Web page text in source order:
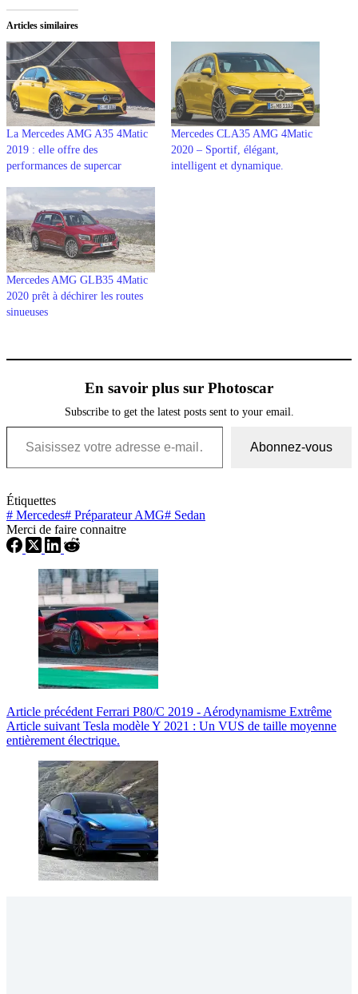
Articles similaires
La Mercedes AMG A35 4Matic
2019 : elle offre des
performances de supercar
Mercedes CLA35 AMG 4Matic
2020 – Sportif, élégant,
intelligent et dynamique.
Mercedes AMG GLB35 4Matic
2020 prêt à déchirer les routes
sinueuses
En savoir plus sur Photoscar
Subscribe to get the latest posts sent to your email.
Saisissez votre adresse e-mail…
Abonnez-vous
Étiquettes
# Mercedes# Préparateur AMG# Sedan
Merci de faire connaitre
Article précédent Ferrari P80/C 2019 - Aérodynamisme Extrême
Article suivant Tesla modèle Y 2021 : Un VUS de taille moyenne
entièrement électrique.